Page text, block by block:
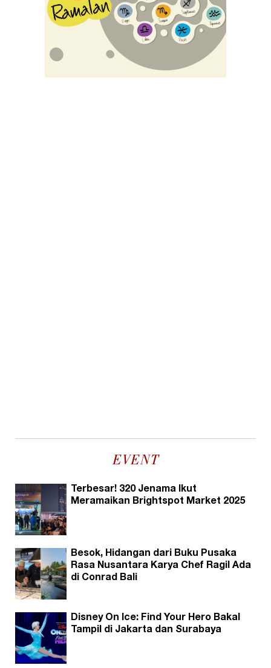
EVENT
Terbesar! 320 Jenama Ikut
Meramaikan Brightspot Market 2025
Besok, Hidangan dari Buku Pusaka
Rasa Nusantara Karya Chef Ragil Ada
di Conrad Bali
Disney On Ice: Find Your Hero Bakal
Tampil di Jakarta dan Surabaya